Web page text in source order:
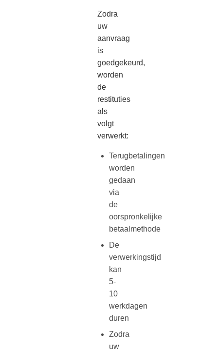
Zodra
uw
aanvraag
is
goedgekeurd,
worden
de
restituties
als
volgt
verwerkt:
Terugbetalingen
worden
gedaan
via
de
oorspronkelijke
betaalmethode
De
verwerkingstijd
kan
5-
10
werkdagen
duren
Zodra
uw